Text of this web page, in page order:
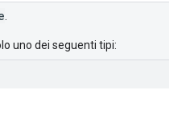
uno dei seguenti tipi: